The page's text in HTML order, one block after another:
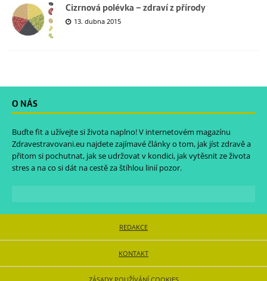
Cizrnová polévka – zdraví z přírody
13. dubna 2015
O NÁS
Buďte fit a užívejte si života naplno! V internetovém magazínu
Zdravestravovani.eu najdete zajímavé články o tom, jak jíst zdravě a
přitom si pochutnat, jak se udržovat v kondici, jak vytěsnit ze života
stres a na co si dát na cestě za štíhlou linií pozor.
REDAKCE
KONTAKT